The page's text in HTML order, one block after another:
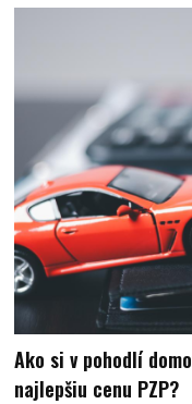
Ako si v pohodlí
najlepšiu cenu PZP?